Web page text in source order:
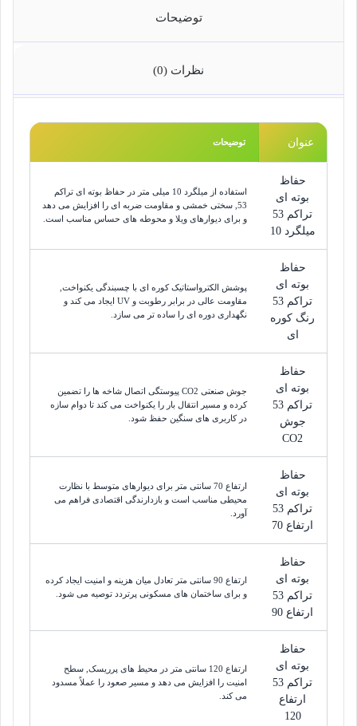
توضیحات
نظرات (0)
عنوان توضیحات
حفاظ
بوته ای
تراکم 53
میلگرد 10
استفاده از میلگرد 10 میلی متر در حفاظ بوته ای تراکم
53, سختی خمشی و مقاومت ضربه ای را افزایش می دهد
و برای دیوارهای ویلا و محوطه های حساس مناسب است.
حفاظ
بوته ای
تراکم 53
رنگ کوره
ای
پوشش الکترواستاتیک کوره ای با چسبندگی یکنواخت,
مقاومت عالی در برابر رطوبت و UV ایجاد می کند و
نگهداری دوره ای را ساده تر می سازد.
حفاظ
بوته ای
تراکم 53
جوش
CO2
جوش صنعتی CO2 پیوستگی اتصال شاخه ها را تضمین
کرده و مسیر انتقال بار را یکنواخت می کند تا دوام سازه
در کاربری های سنگین حفظ شود.
حفاظ
بوته ای
تراکم 53
ارتفاع 70
ارتفاع 70 سانتی متر برای دیوارهای متوسط با نظارت
محیطی مناسب است و بازدارندگی اقتصادی فراهم می
آورد.
حفاظ
بوته ای
تراکم 53
ارتفاع 90
ارتفاع 90 سانتی متر تعادل میان هزینه و امنیت ایجاد کرده
و برای ساختمان های مسکونی پرتردد توصیه می شود.
حفاظ
بوته ای
تراکم 53
ارتفاع
120
ارتفاع 120 سانتی متر در محیط های پرریسک, سطح
امنیت را افزایش می دهد و مسیر صعود را عملاً مسدود
می کند.